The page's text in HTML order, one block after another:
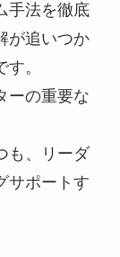
手法を徹底
が追いつか
。
ーの重要な
も、リーダ
サポートす